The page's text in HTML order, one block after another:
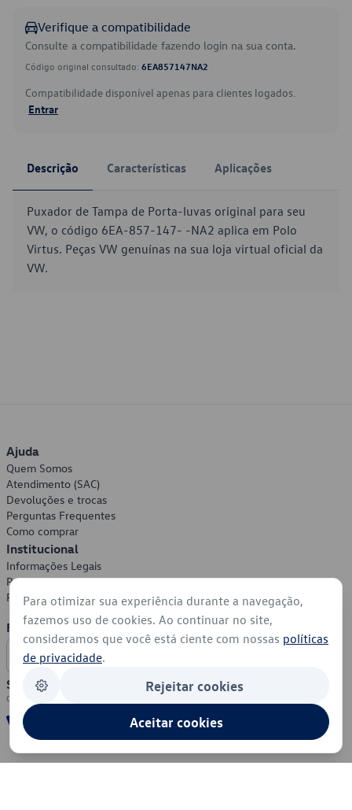
Verifique a compatibilidade
Consulte a compatibilidade fazendo login na sua conta.
Código original consultado: 6EA857147NA2
Compatibilidade disponível apenas para clientes logados.
Entrar
Descrição Características Aplicações
Puxador de Tampa de Porta-luvas original para seu
VW, o código 6EA-857-147- -NA2 aplica em Polo
Virtus. Peças VW genuínas na sua loja virtual oficial da
VW.
Ajuda
Quem Somos
Atendimento (SAC)
Devoluções e trocas
Perguntas Frequentes
Como comprar
Institucional
Informações Legais
Política de Privacidade
Política de Cookies
Formas de Pagamento
Segurança
Para otimizar sua experiência durante a navegação,
fazemos uso de cookies. Ao continuar no site,
consideramos que você está ciente com nossas políticas
de privacidade.
Rejeitar cookies
Aceitar cookies